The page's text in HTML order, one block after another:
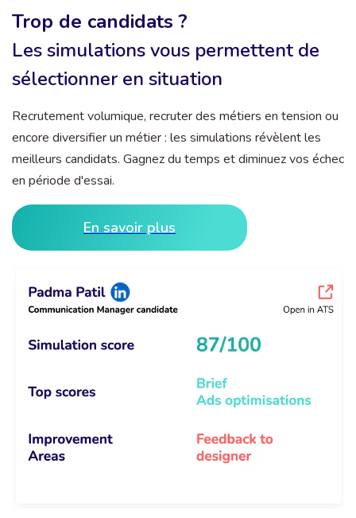
Trop de candidats ?
Les simulations vous permettent de
sélectionner en situation
Recrutement volumique, recruter des métiers en tension ou
encore diversifier un métier : les simulations révèlent les
meilleurs candidats. Gagnez du temps et diminuez vos échec
en période d'essai.
En savoir plus